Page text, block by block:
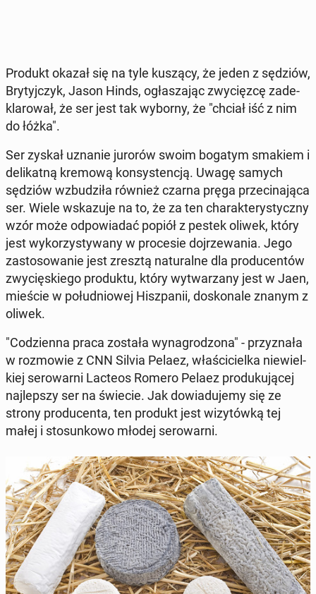
Produkt okazał się na tyle kuszący, że jeden z sędziów,
Bry­tyj­czyk, Jason Hinds, ogła­sza­jąc zwy­cięz­cę za­de­
kla­ro­wał, że ser jest tak wyborny, że "chciał iść z nim
do łóżka".
Ser zyskał uznanie jurorów swoim bogatym smakiem i
de­li­kat­ną kremową kon­sy­sten­cją. Uwagę samych
sędziów wzbu­dzi­ła również czarna pręga prze­ci­na­ją­ca
ser. Wiele wska­zu­je na to, że za ten cha­rak­te­ry­stycz­ny
wzór może od­po­wia­dać popiół z pestek oliwek, który
jest wy­ko­rzy­sty­wa­ny w pro­ce­sie doj­rze­wa­nia. Jego
za­sto­so­wa­nie jest zresztą na­tu­ral­ne dla pro­du­cen­tów
zwy­cię­skie­go pro­duk­tu, który wy­twa­rza­ny jest w Jaen,
mieście w po­łu­dnio­wej Hisz­pa­nii, do­sko­na­le znanym z
oliwek.
"Co­dzien­na praca została wy­na­gro­dzo­na" - przy­zna­ła
w roz­mo­wie z CNN Silvia Pelaez, wła­ści­ciel­ka nie­wiel­
kiej se­ro­war­ni Lacteos Romero Pelaez pro­du­ku­ją­cej
naj­lep­szy ser na świecie. Jak do­wia­du­je­my się ze
strony pro­du­cen­ta, ten produkt jest wi­zy­tów­ką tej
małej i sto­sun­ko­wo młodej se­ro­war­ni.